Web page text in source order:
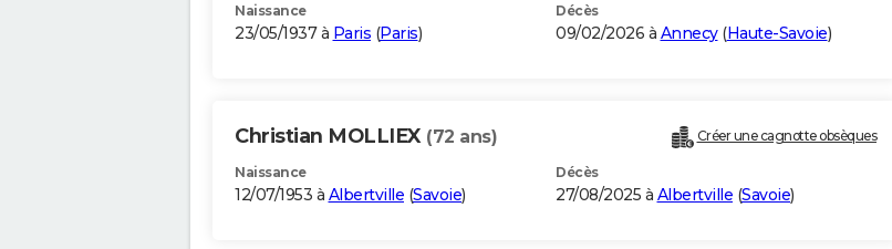
Naissance
23/05/1937 à Paris (Paris)
Décès
09/02/2026 à Annecy(Haute-Savoie)
Christian MOLLIEX (72 ans) Créer une cagnotte obsèques
Naissance
12/07/1953 à Albertville (Savoie)
Décès
27/08/2025 à Albertville (Savoie)